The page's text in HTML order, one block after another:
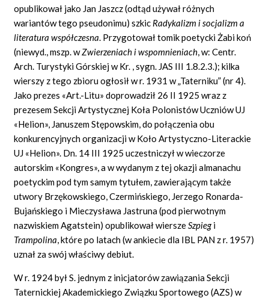
opublikował jako Jan Jaszcz (odtąd używał różnych
wariantów tego pseudonimu) szkic Radykalizm i socjalizm a
literatura współczesna. Przygotował tomik poetycki Żabi koń
(niewyd., mszp. wZwierzeniach i wspomnieniach, w: Centr.
Arch. Turystyki Górskiej w Kr. , sygn. JAS III 1.8.2.3.); kilka
wierszy z tego zbioru ogłosił w r. 1931 w „Taterniku” (nr 4).
Jako prezes «Art.-Litu» doprowadził 26 II 1925 wraz z
prezesem Sekcji Artystycznej Koła Polonistów Uczniów UJ
«Helion», Januszem Stępowskim, do połączenia obu
konkurencyjnych organizacji w Koło Artystyczno-Literackie
UJ «Helion». Dn. 14 III 1925 uczestniczył w wieczorze
autorskim «Kongres», a w wydanym z tej okazji almanachu
poetyckim pod tym samym tytułem, zawierającym także
utwory Brzękowskiego, Czermińskiego, Jerzego Ronarda-
Bujańskiego i Mieczysława Jastruna (pod pierwotnym
nazwiskiem Agatstein) opublikował wierszeSzpiegi
Trampolina, które po latach (w ankiecie dla IBL PAN z r. 1957)
uznał za swój właściwy debiut.
W r. 1924 był S. jednym z inicjatorów zawiązania Sekcji
Taternickiej Akademickiego Związku Sportowego (AZS) w